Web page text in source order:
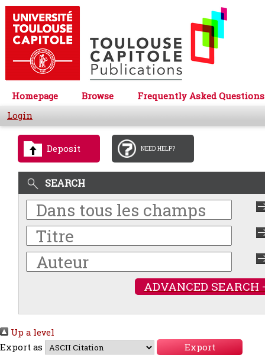
Homepage Browse
Frequently Asked Questions
Login
Deposit NEED HELP?
SEARCH
ADVANCED SEARCH
Up a level
Export as